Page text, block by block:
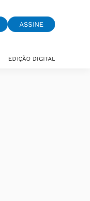
ASSINE
EDIÇÃO DIGITAL